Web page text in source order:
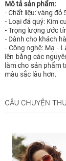
Mô tả sản phẩm:
- Chất liệu: vàng đỏ
- Loại đá quý: Kim
- Trọng lượng ước
- Dành cho khách
- Công nghệ: Mạ -
lên bằng các
làm cho sản phẩm
màu sắc lâu hơn.
CÂU CHUYỆN